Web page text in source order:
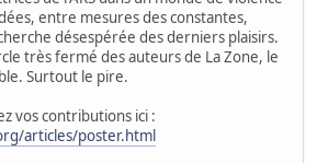
entre mesures des constantes,
désespérée des derniers plaisirs.
très fermé des auteurs de La Zone, le
Surtout le pire.
vos contributions ici :
articles/poster.html